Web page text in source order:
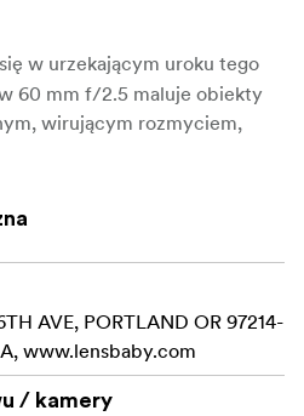
w urzekającym uroku tego
60 mm f/2.5 maluje obiekty
wirującym rozmyciem,
która dodaje odrobinę
poziom. Z zakresem
posiada całkowicie metalową
regulowaną
dziewięć specjalnych
AVE, PORTLAND OR 97214-
www.lensbaby.com
/ kamery